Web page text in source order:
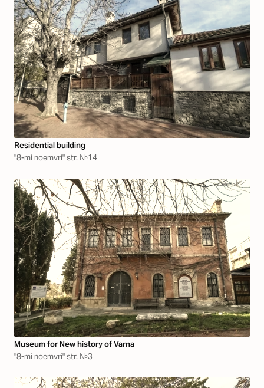
Residential building
"8-mi noemvri" str. №14
Museum for New history of Varna
"8-mi noemvri" str. №3